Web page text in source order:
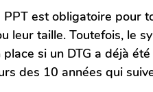
PPT est obligatoire pour
leur taille. Toutefois, le
si un DTG a déjà été
des 10 années qui